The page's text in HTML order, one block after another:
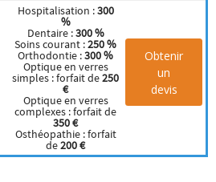
Hospitalisation :300
%
Dentaire :300 %
Soins courant :250 %
Orthodontie :300 %
Optique en verres
simples : forfait de250
€
Optique en verres
complexes : forfait de
350 €
Osthéopathie : forfait
de200 €
Obtenir
un
devis